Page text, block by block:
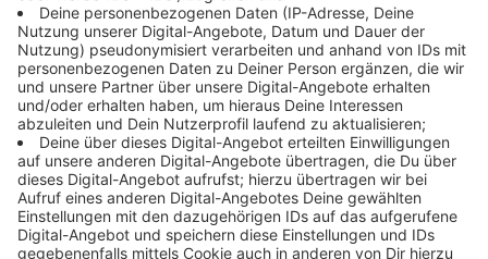
auch die Schwere der Verstöße zeigt, dass die
Verkehrsüberwachung weiterhin einen wichtigen
Beitrag zur Verkehrssicherheit leistet", sagt
Ordnungsamtsleiter Norbert Vechtel. "Schwerpunkt-
Aktionen zur Sicherung von Schulwegen oder
Fahrradstraßen, von Baustellen oder öffentlichen
Veranstaltungen fordern die Verkehrsüberwachung
immer wieder neu."
Anzeige